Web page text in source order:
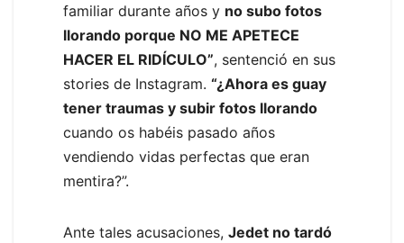
familiar durante años y no subo fotos
llorando porque NO ME APETECE
HACER EL RIDÍCULO”, sentenció en sus
stories de Instagram. “¿Ahora es guay
tener traumas y subir fotos llorando
cuando os habéis pasado años
vendiendo vidas perfectas que eran
mentira?”.
Ante tales acusaciones, Jedet no tardó